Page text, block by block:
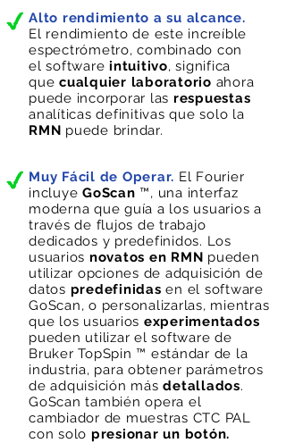
Alto rendimiento a su alcance.
El rendimiento de este increíble
espectrómetro, combinado con
el software intuitivo, significa
que cualquier laboratorio ahora
puede incorporar las respuestas
analíticas definitivas que solo la
RMN puede brindar.
Muy Fácil de Operar. El Fourier
incluye GoScan ™, una interfaz
moderna que guía a los usuarios a
través de flujos de trabajo
dedicados y predefinidos. Los
usuarios novatos en RMN pueden
utilizar opciones de adquisición de
datos predefinidas en el software
GoScan, o personalizarlas, mientras
que los usuarios experimentados
pueden utilizar el software de
Bruker TopSpin ™ estándar de la
industria, para obtener parámetros
de adquisición másdetallados.
GoScan también opera el
cambiador de muestras CTC PAL
con solo presionar un botón.